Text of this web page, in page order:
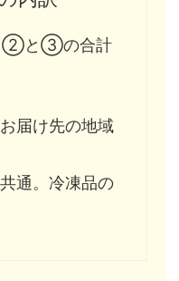
と③の合計
届け先の地域
通。冷凍品の